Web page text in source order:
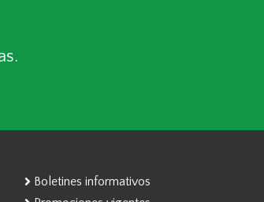
Boletines informativos